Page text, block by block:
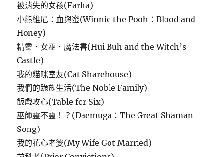
被消失的女孩(Farha)
小熊維尼：血與蜜(Winnie the Pooh：Blood and
Honey)
精靈．女巫．魔法書(Hui Buh and the Witch’s
Castle)
我的貓咪室友(Cat Sharehouse)
我們的跪族生活(The Noble Family)
飯戲攻心(Table for Six)
巫師靈不靈！？(Daemuga：The Great Shaman
Song)
我的花心老婆(My Wife Got Married)